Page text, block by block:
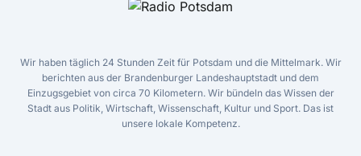
Wir haben täglich 24 Stunden Zeit für Potsdam und die Mittelmark. Wir
berichten aus der Brandenburger Landeshauptstadt und dem
Einzugsgebiet von circa 70 Kilometern. Wir bündeln das Wissen der
Stadt aus Politik, Wirtschaft, Wissenschaft, Kultur und Sport. Das ist
unsere lokale Kompetenz.